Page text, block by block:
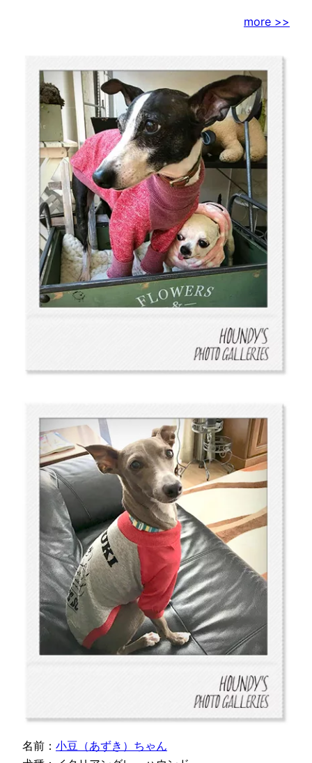
more >>
名前： 小豆（あずき）ちゃん